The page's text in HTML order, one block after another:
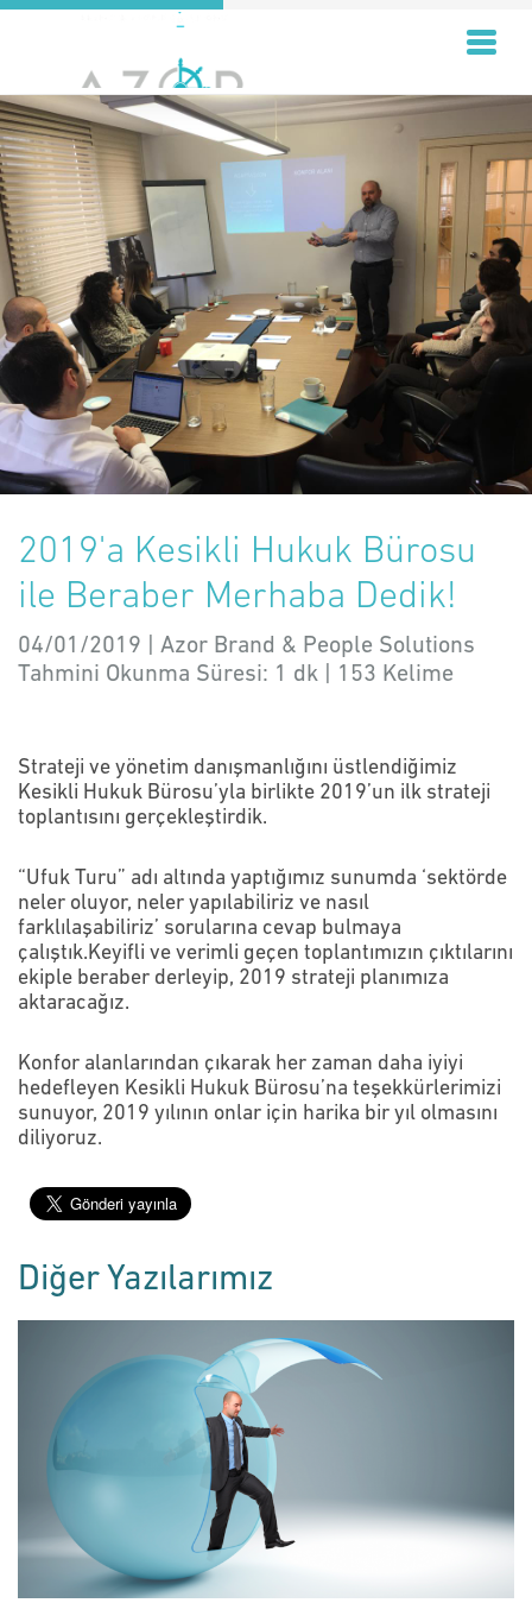
2019'a Kesikli Hukuk Bürosu
ile Beraber Merhaba Dedik!
04/01/2019 | Azor Brand & People Solutions
Tahmini Okunma Süresi: 1 dk 153 Kelime
Strateji ve yönetim danışmanlığını üstlendiğimiz
Kesikli Hukuk Bürosu’yla birlikte 2019’un ilk strateji
toplantısını gerçekleştirdik.
“Ufuk Turu” adı altında yaptığımız sunumda ‘sektörde
neler oluyor, neler yapılabiliriz ve nasıl
farklılaşabiliriz’ sorularına cevap bulmaya
çalıştık.Keyifli ve verimli geçen toplantımızın çıktılarını
ekiple beraber derleyip, 2019 strateji planımıza
aktaracağız.
Konfor alanlarından çıkarak her zaman daha iyiyi
hedefleyen Kesikli Hukuk Bürosu’na teşekkürlerimizi
sunuyor, 2019 yılının onlar için harika bir yıl olmasını
diliyoruz.
Diğer Yazılarımız